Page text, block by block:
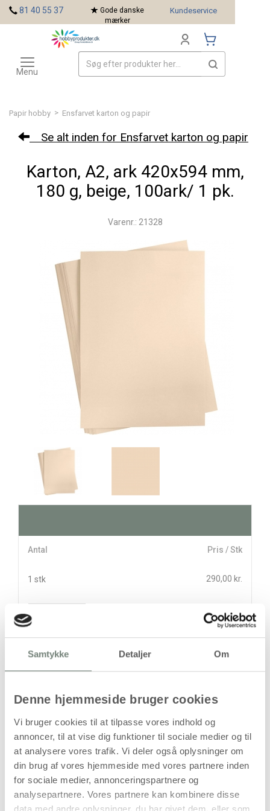
Samtykke Detaljer Om
Denne hjemmeside bruger cookies
Vi bruger cookies til at tilpasse vores indhold og
annoncer, til at vise dig funktioner til sociale medier og til
at analysere vores trafik. Vi deler også oplysninger om
din brug af vores hjemmeside med vores partnere inden
for sociale medier, annonceringspartnere og
analysepartnere. Vores partnere kan kombinere disse
data med andre oplysninger, du har givet dem, eller som
Papir hobby > Ensfarvet karton og papir
Se alt inden for Ensfarvet karton og papir
Karton, A2, ark 420x594 mm,
180 g, beige, 100ark/ 1 pk.
Varenr.: 21328
Antal Pris / Stk
1 stk 290,00 kr.
290,00kr.
kr.ekskl. moms)
Leveringsomkostninger
Læg i kurven
Din bestilling er først bindende,
81 40 55 37
Gode danske
mærker
Kundeservice
Toggle
navigation
Menu
Mærker